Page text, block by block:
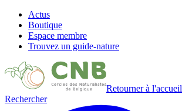
Actus
Boutique
Espace membre
Trouvez un guide-nature
Retourner à l'accueil
Rechercher